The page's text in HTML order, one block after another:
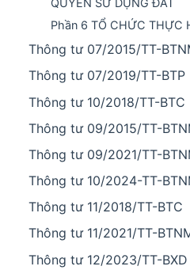
Phần 6 TỔ CHỨC THỰC
Thông tư 07/2015/TT-
Thông tư 07/2019/TT-BTP
Thông tư 10/2018/TT-BTC
Thông tư 09/2015/TT-
Thông tư 09/2021/TT-
Thông tư 10/2024-TT-
Thông tư 11/2018/TT-BTC
Thông tư 11/2021/TT-
Thông tư 12/2023/TT-BXD